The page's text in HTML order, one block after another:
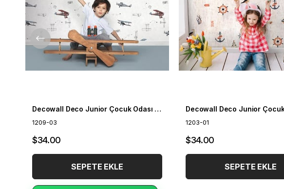
Decowall Deco Junior Çocuk Odası Duvar Kağıdı 1209-03
1209-03
$34.00
SEPETE EKLE
1203-01
$34.00
SEPETE EKLE